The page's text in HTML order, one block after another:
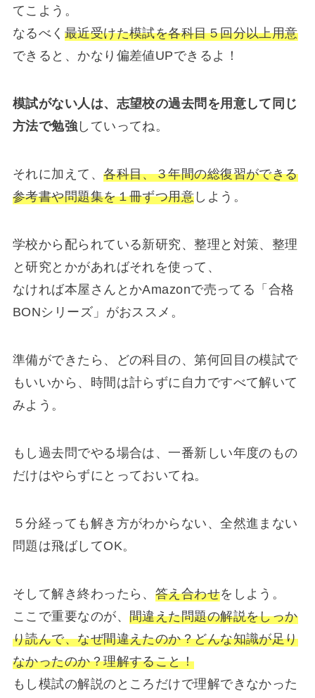
てこよう。
なるべく 最近受けた模試を各科目５回分以上用意
できると、かなり偏差値UPできるよ！
模試がない人は、志望校の過去問を用意して同じ
方法で勉強 していってね。
それに加えて、各科目、３年間の総復習ができる
参考書や問題集を１冊ずつ用意 しよう。
学校から配られている新研究、整理と対策、整理
と研究とかがあればそれを使って、
なければ本屋さんとかAmazonで売ってる「合格
BONシリーズ」がおススメ。
準備ができたら、どの科目の、第何回目の模試で
もいいから、時間は計らずに自力ですべて解いて
みよう。
もし過去問でやる場合は、一番新しい年度のもの
だけはやらずにとっておいてね。
５分経っても解き方がわからない、全然進まない
問題は飛ばしてOK。
そして解き終わったら、 答え合わせをしよう。
ここで重要なのが、 間違えた問題の解説をしっか
り読んで、なぜ間違えたのか？どんな知識が足り
なかったのか？理解すること！
もし模試の解説のところだけで理解できなかった